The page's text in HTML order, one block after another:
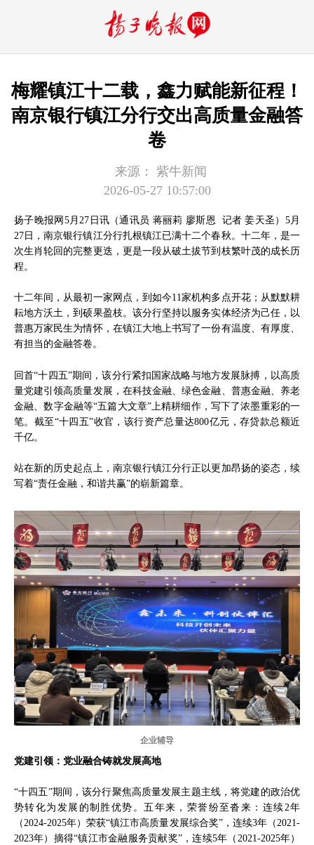
梅耀镇江十二载，鑫力赋能新征程！
南京银行镇江分行交出高质量金融答
卷
来源：
紫牛新闻
2026-05-27 10:57:00
扬子晚报网5月27日讯（通讯员 蒋丽莉 廖斯恩 记者 姜天圣）5月
27日，南京银行镇江分行扎根镇江已满十二个春秋。十二年，是一
次生肖轮回的完整更迭，更是一段从破土拔节到枝繁叶茂的成长历
程。
十二年间，从最初一家网点，到如今11家机构多点开花；从默默耕
耘地方沃土，到硕果盈枝。该分行坚持以服务实体经济为己任，以
普惠万家民生为情怀，在镇江大地上书写了一份有温度、有厚度、
有担当的金融答卷。
回首“十四五”期间，该分行紧扣国家战略与地方发展脉搏，以高质
量党建引领高质量发展，在科技金融、绿色金融、普惠金融、养老
金融、数字金融等“五篇大文章”上精耕细作，写下了浓墨重彩的一
笔。截至“十四五”收官，该行资产总量达800亿元，存贷款总额近
千亿。
站在新的历史起点上，南京银行镇江分行正以更加昂扬的姿态，续
写着“责任金融，和谐共赢”的崭新篇章。
企业辅导
党建引领：党业融合铸就发展高地
“十四五”期间，该分行聚焦高质量发展主题主线，将党建的政治优
势转化为发展的制胜优势。五年来，荣誉纷至沓来：连续2年
（2024-2025年）荣获“镇江市高质量发展综合奖”，连续3年（2021-
2023年）摘得“镇江市金融服务贡献奖”，连续5年（2021-2025年）